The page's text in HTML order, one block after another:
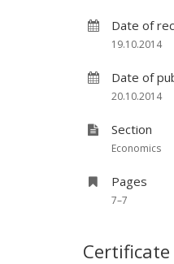
Date of
19.10.2014
Date of
20.10.2014
Section
Economics
Pages
7–7
Certificate